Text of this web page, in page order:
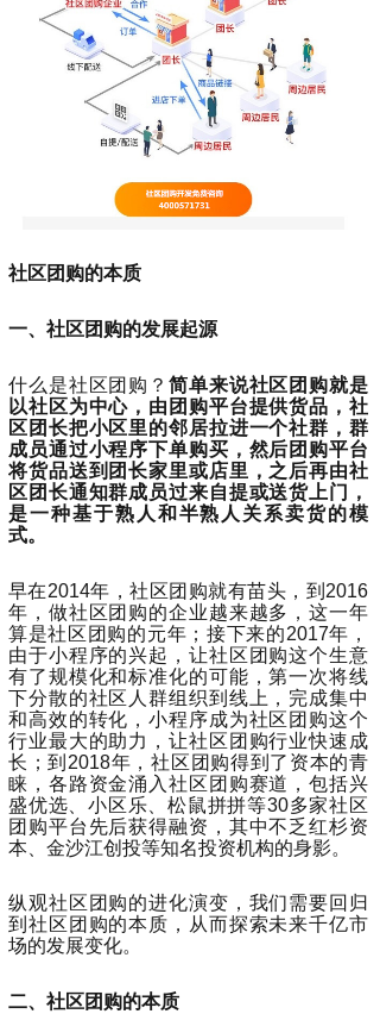
社区团购的本质
一、社区团购的发展起源
什么是社区团购？简单来说社区团购就是
以社区为中心，由团购平台提供货品，社
区团长把小区里的邻居拉进一个社群，群
成员通过小程序下单购买，然后团购平台
将货品送到团长家里或店里，之后再由社
区团长通知群成员过来自提或送货上门，
是一种基于熟人和半熟人关系卖货的模
式。
早在2014年，社区团购就有苗头，到2016
年，做社区团购的企业越来越多，这一年
算是社区团购的元年；接下来的2017年，
由于小程序的兴起，让社区团购这个生意
有了规模化和标准化的可能，第一次将线
下分散的社区人群组织到线上，完成集中
和高效的转化，小程序成为社区团购这个
行业最大的助力，让社区团购行业快速成
长；到2018年，社区团购得到了资本的青
睐，各路资金涌入社区团购赛道，包括兴
盛优选、小区乐、松鼠拼拼等30多家社区
团购平台先后获得融资，其中不乏红杉资
本、金沙江创投等知名投资机构的身影。
纵观社区团购的进化演变，我们需要回归
到社区团购的本质，从而探索未来千亿市
场的发展变化。
二、社区团购的本质